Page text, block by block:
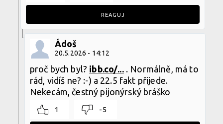
REAGUJ
Ádoš
20.5.2026 - 14:12
proč bych byl? ibb.co/.... Normálně, má to
rád, vidíš ne? :-) a 22.5 fakt přijede.
Nekecám, čestný pijonýrský bráško
1 -5